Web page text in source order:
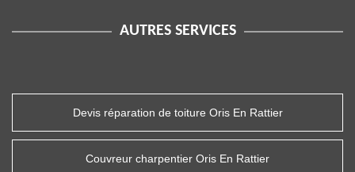
AUTRES SERVICES
Devis réparation de toiture Oris En Rattier
Couvreur charpentier Oris En Rattier